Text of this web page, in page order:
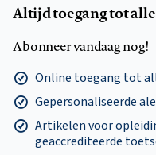
Altijd toegang tot
Abonneer vandaag nog!
Online toegang tot
Gepersonaliseerde
Artikelen voor
geaccrediteerde